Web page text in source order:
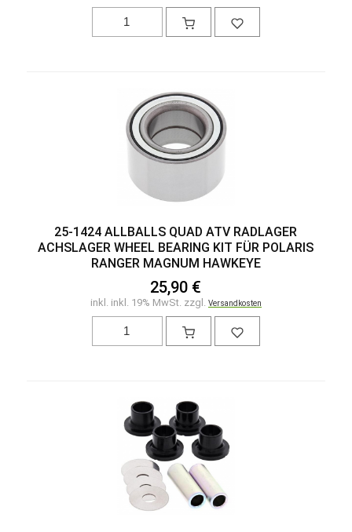
25-1424 ALLBALLS QUAD ATV RADLAGER
ACHSLAGER WHEEL BEARING KIT FÜR POLARIS
RANGER MAGNUM HAWKEYE
25,90 €
inkl. inkl. 19% MwSt. zzgl. Versandkosten